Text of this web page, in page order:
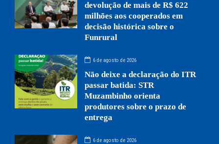
devolução de mais de R$ 622
milhões aos cooperados em
decisão histórica sobre o
Funrural
6 de agosto de 2026
Não deixe a declaração do ITR
passar batida: STR
Muzambinho orienta
produtores sobre o prazo de
entrega
6 de agosto de 2026